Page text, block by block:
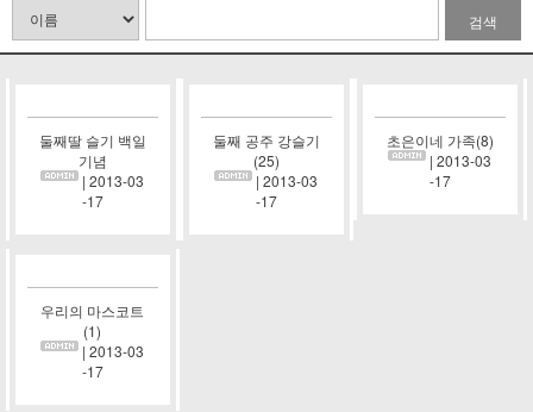
검색
둘째딸 슬기 백일
기념
| 2013-03
-17
둘째 공주 강슬기
(25)
| 2013-03
-17
초은이네 가족(8)
| 2013-03
-17
우리의 마스코트
(1)
| 2013-03
-17